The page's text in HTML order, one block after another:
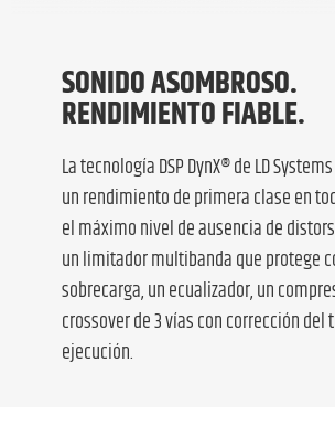
SONIDO ASOMBROSO.
RENDIMIENTO FIABLE.
La tecnología DSP DynX® de LD
un rendimiento de primera clase en
el máximo nivel de ausencia de
un limitador multibanda que protege
sobrecarga, un ecualizador, un
crossover de 3 vías con corrección del
ejecución.